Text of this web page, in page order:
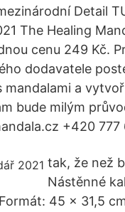
Detail
The Healing
cenu 249 Kč.
dodavatele
mandalami a
bude milým
+420 777
tak, že než
Nástěnné
45 x 31,5